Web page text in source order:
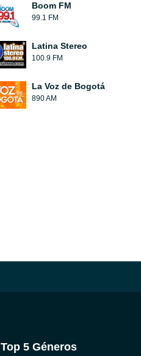
Boom FM
99.1 FM
Latina Stereo
100.9 FM
La Voz de Bogotá
890 AM
Top 5 Géneros